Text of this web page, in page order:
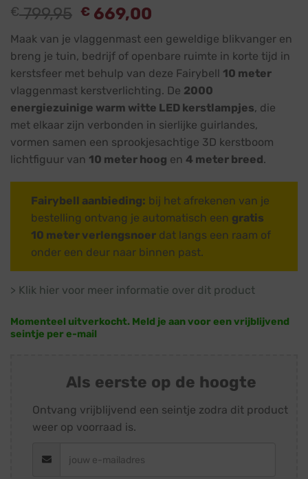
€799,95 Oorspronkelijke
was:
€ 799,95.
€ 669,00
is:
€ 669,00.
Maak van je vlaggenmast een geweldige blikvanger en
breng je tuin, bedrijf of openbare ruimte in korte tijd in
kerstsfeer met behulp van deze Fairybell 10 meter
vlaggenmast kerstverlichting. De 2000
energiezuinige warm witte LED kerstlampjes, die
met elkaar zijn verbonden in sierlijke guirlandes,
vormen samen een sprookjesachtige 3D kerstboom
lichtfiguur van 10 meter hoog en 4 meter breed.
Fairybell aanbieding: bij het afrekenen van je
bestelling ontvang je automatisch een gratis
10 meter verlengsnoer dat langs een raam of
onder een deur naar binnen past.
> Klik hier voor meer informatie over dit product
Momenteel uitverkocht. Meld je aan voor een vrijblijvend
seintje per e-mail
Als eerste op de hoogte
Ontvang vrijblijvend een seintje zodra dit product
weer op voorraad is.